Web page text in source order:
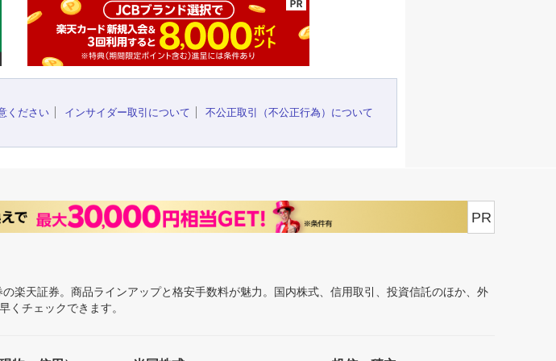
ください インサイダー取引について
不公正取引（不公正行為）について
PR
楽天証券。商品ラインアップと格安手数料が魅力。国内株式、信用取引、投資信託のほか、外
くチェックできます。